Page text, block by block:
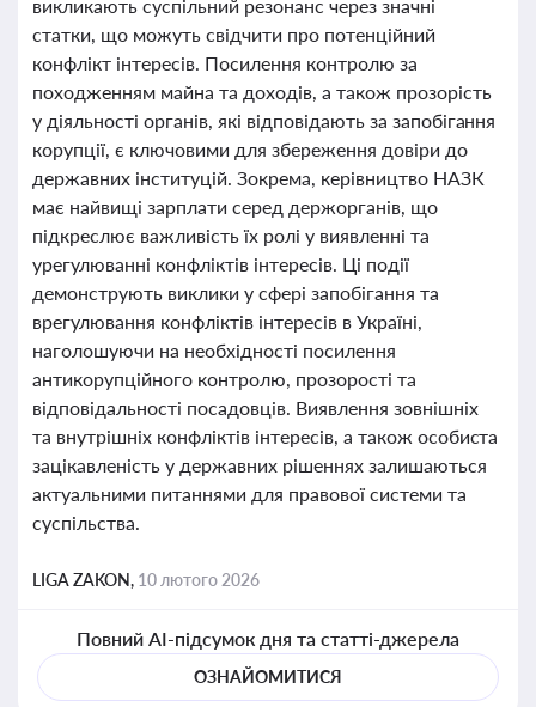
викликають суспільний резонанс через значні
статки, що можуть свідчити про потенційний
конфлікт інтересів. Посилення контролю за
походженням майна та доходів, а також прозорість
у діяльності органів, які відповідають за запобігання
корупції, є ключовими для збереження довіри до
державних інституцій. Зокрема, керівництво НАЗК
має найвищі зарплати серед держорганів, що
підкреслює важливість їх ролі у виявленні та
урегулюванні конфліктів інтересів. Ці події
демонструють виклики у сфері запобігання та
врегулювання конфліктів інтересів в Україні,
наголошуючи на необхідності посилення
антикорупційного контролю, прозорості та
відповідальності посадовців. Виявлення зовнішніх
та внутрішніх конфліктів інтересів, а також особиста
зацікавленість у державних рішеннях залишаються
актуальними питаннями для правової системи та
суспільства.
LIGA ZAKON, 10 лютого 2026
Повний AI-підсумок дня та статті-джерела
ОЗНАЙОМИТИСЯ